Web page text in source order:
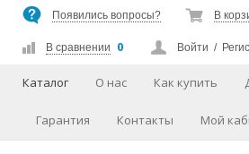
Появились вопросы? В
В сравнении 0 Войти /
Каталог О нас Как купить
Гарантия Контакты Мой